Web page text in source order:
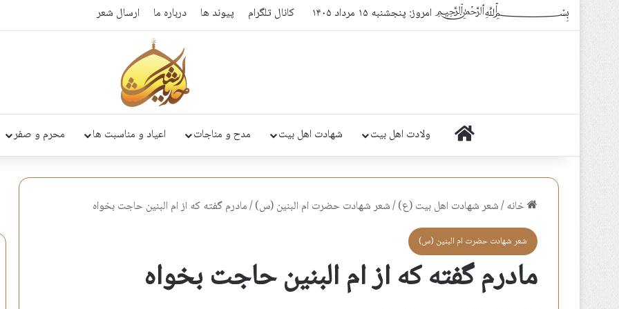
﷽ امروز: پنجشنبه ۱۵ مرداد ۱۴۰۵ کانال تلگرام پیوند ها درباره ما ارسال شعر
خانه ولادت اهل بیت شهادت اهل بیت مدح و مناجات اعیاد و مناسبت ها محرم و صفر
خانه/شعر شهادت اهل بيت (ع)/شعر شهادت حضرت ام البنين (س)/مادرم گفته که از ام البنین حاجت بخواه
شعر شهادت حضرت ام البنين (س)
مادرم گفته که از ام البنین حاجت بخواه